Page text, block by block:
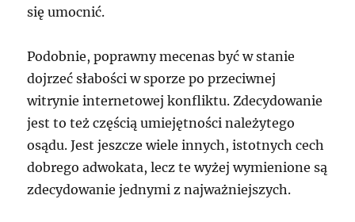
się umocnić.
Podobnie, poprawny mecenas być w stanie
dojrzeć słabości w sporze po przeciwnej
witrynie internetowej konfliktu. Zdecydowanie
jest to też częścią umiejętności należytego
osądu. Jest jeszcze wiele innych, istotnych cech
dobrego adwokata, lecz te wyżej wymienione są
zdecydowanie jednymi z najważniejszych.